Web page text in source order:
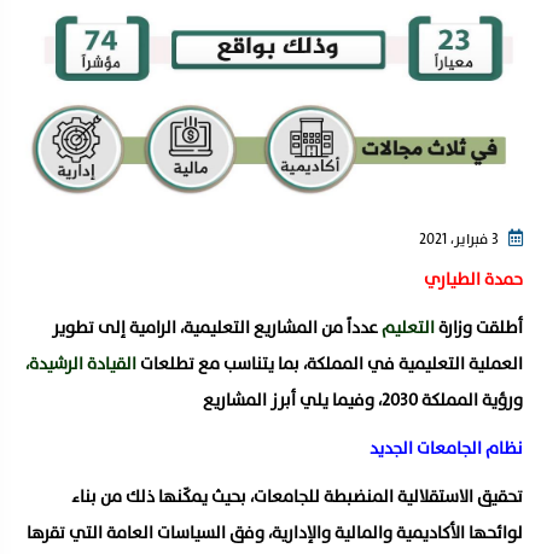
حمدة الطياري
أطلقت وزارةالتعليمعدداً من المشاريع التعليمية، الرامية إلى تطوير
العملية التعليمية في المملكة، بما يتناسب مع تطلعاتالقيادة الرشيدة،
ورؤية المملكة 2030، وفيما يلي أبرز المشاريع
نظام الجامعات الجديد
تحقيق الاستقلالية المنضبطة للجامعات، بحيث يمكّنها ذلك من بناء
لوائحها الأكاديمية والمالية والإدارية، وفق السياسات العامة التي تقرها